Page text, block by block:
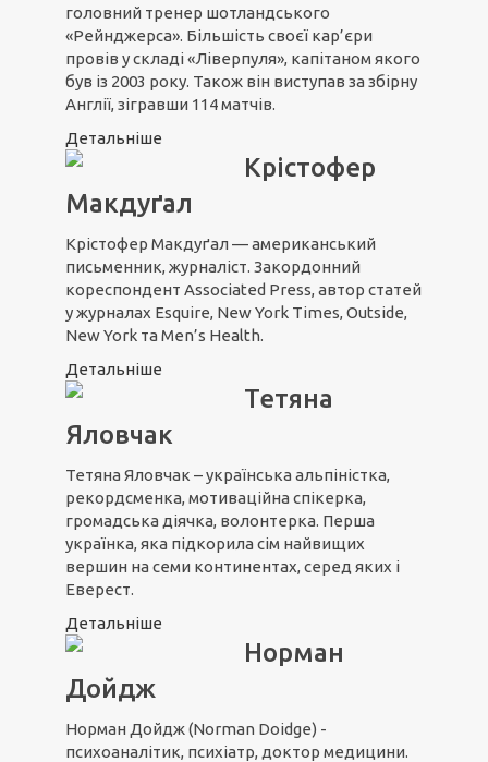
головний тренер шотландського
«Рейнджерса». Більшість своєї кар’єри
провів у складі «Ліверпуля», капітаном якого
був із 2003 року. Також він виступав за збірну
Англії, зігравши 114 матчів.
Детальніше
Крістофер
Макдуґал
Крістофер Макдуґал — американський
письменник, журналіст. Закордонний
кореспондент Associated Press, автор статей
у журналах Esquire, New York Times, Outside,
New York та Men’s Health.
Детальніше
Тетяна
Яловчак
Тетяна Яловчак – українська альпіністка,
рекордсменка, мотиваційна спікерка,
громадська діячка, волонтерка. Перша
українка, яка підкорила сім найвищих
вершин на семи континентах, серед яких і
Еверест.
Детальніше
Норман
Дойдж
Норман Дойдж (Norman Doidge) -
психоаналітик, психіатр, доктор медицини.